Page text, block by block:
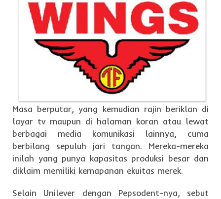
Masa berputar, yang kemudian rajin beriklan di
layar tv maupun di halaman koran atau lewat
berbagai media komunikasi lainnya, cuma
berbilang sepuluh jari tangan. Mereka-mereka
inilah yang punya kapasitas produksi besar dan
diklaim memiliki kemapanan ekuitas merek.
Selain Unilever dengan Pepsodent-nya, sebut